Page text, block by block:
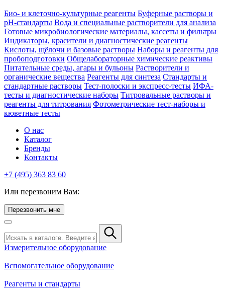
Био- и клеточно-культурные реагенты Буферные растворы и
pH-стандарты Вода и специальные растворители для анализа
Готовые микробиологические материалы, кассеты и фильтры
Индикаторы, красители и диагностические реагенты
Кислоты, щёлочи и базовые растворы Наборы и реагенты для
пробоподготовки Общелабораторные химические реактивы
Питательные среды, агары и бульоны Растворители и
органические вещества Реагенты для синтеза Стандарты и
стандартные растворы Тест-полоски и экспресс-тесты ИФА-
тесты и диагностические наборы Титровальные растворы и
реагенты для титрования Фотометрические тест-наборы и
кюветные тесты
О нас
Каталог
Бренды
Контакты
+7 (495) 363 83 60
Или перезвоним Вам:
Перезвонить мне
Измерительное оборудование
Вспомогательное оборудование
Реагенты и стандарты